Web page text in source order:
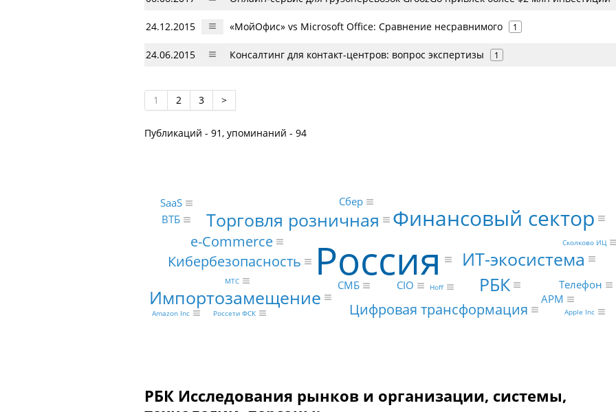
24.12.2015 «МойОфис» vs Microsoft Office: Сравнение несравнимого 1
24.06.2015 Консалтинг для контакт-центров: вопрос экспертизы 1
1 2 3 >
Публикаций - 91, упоминаний - 94
Россия
Финансовый сектор
РБК
Торговля розничная
ИТ-экосистема
Импортозамещение
e-Commerce
Кибербезопасность
Цифровая трансформация
АРМ
Телефон
СМБ
SaaS
CIO
Сбер
ВТБ
Amazon Inc Apple Inc
Россети ФСК
Hoff
Сколково ИЦ
МТС
РБК Исследования рынков и организации, системы,